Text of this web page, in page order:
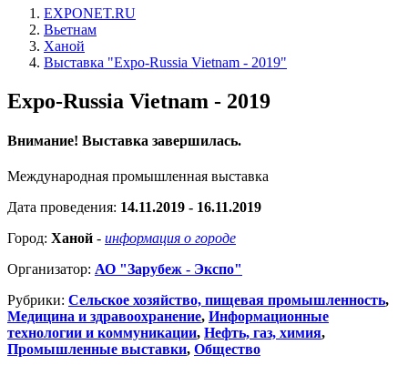
EXPONET.RU
Вьетнам
Ханой
Выставка "Expo-Russia Vietnam - 2019"
Expo-Russia Vietnam - 2019
Внимание! Выставка завершилась.
Международная промышленная выставка
Дата проведения: 14.11.2019 - 16.11.2019
Город: Ханой - информация о городе
Организатор: АО "Зарубеж - Экспо"
Рубрики: Сельское хозяйство, пищевая промышленность,
Медицина и здравоохранение, Информационные
технологии и коммуникации, Нефть, газ, химия,
Промышленные выставки, Общество